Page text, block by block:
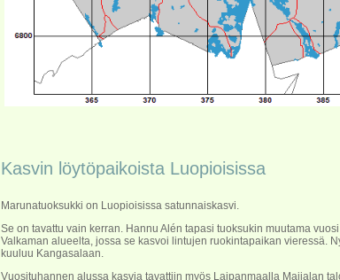
Kasvin löytöpaikoista Luopioisissa
Marunatuoksukki on Luopioisissa satunnaiskasvi.
Se on tavattu vain kerran. Hannu Alén tapasi tuoksukin muutama
Valkaman alueelta, jossa se kasvoi lintujen ruokintapaikan vieressä.
kuuluu Kangasalaan.
Vuosituhannen alussa kasvia tavattiin myös Laipanmaalla Maijalan